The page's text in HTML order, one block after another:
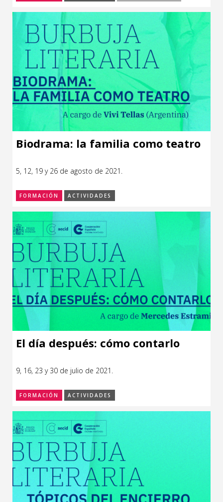
Biodrama: la familia como teatro
5, 12, 19 y 26 de agosto de 2021.
FORMACIÓN ACTIVIDADES
El día después: cómo contarlo
9, 16, 23 y 30 de julio de 2021.
FORMACIÓN ACTIVIDADES